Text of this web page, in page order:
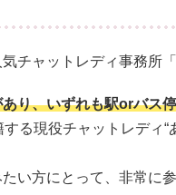
チャットレディ事務所
り、いずれも駅orバス
る現役チャットレディ
い方にとって、非常に